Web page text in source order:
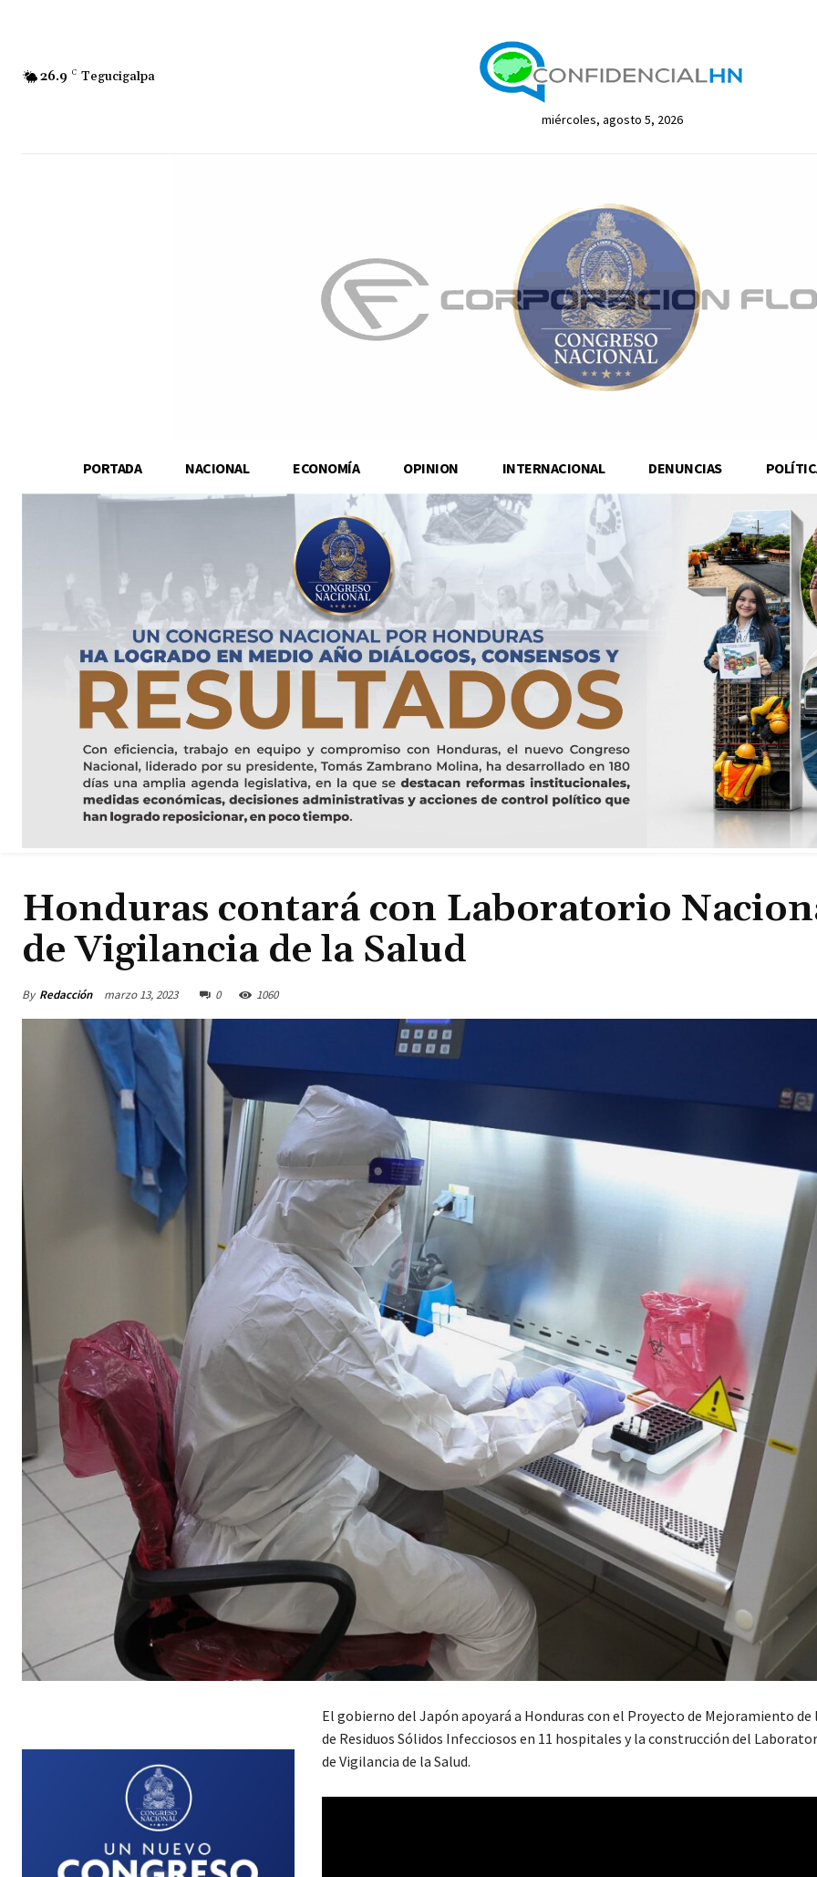
26.9 C Tegucigalpa
miércoles, agosto 5, 2026
PORTADA NACIONAL ECONOMÍA OPINION INTERNACIONAL DENUNCIAS
Honduras contará con Laboratorio
de Vigilancia de la Salud
By Redacción marzo 13, 2023 0 1060
El gobierno del Japón apoyará a Honduras con el Proyecto de Mejoramiento de
de Residuos Sólidos Infecciosos en 11 hospitales y la construcción del
de Vigilancia de la Salud.